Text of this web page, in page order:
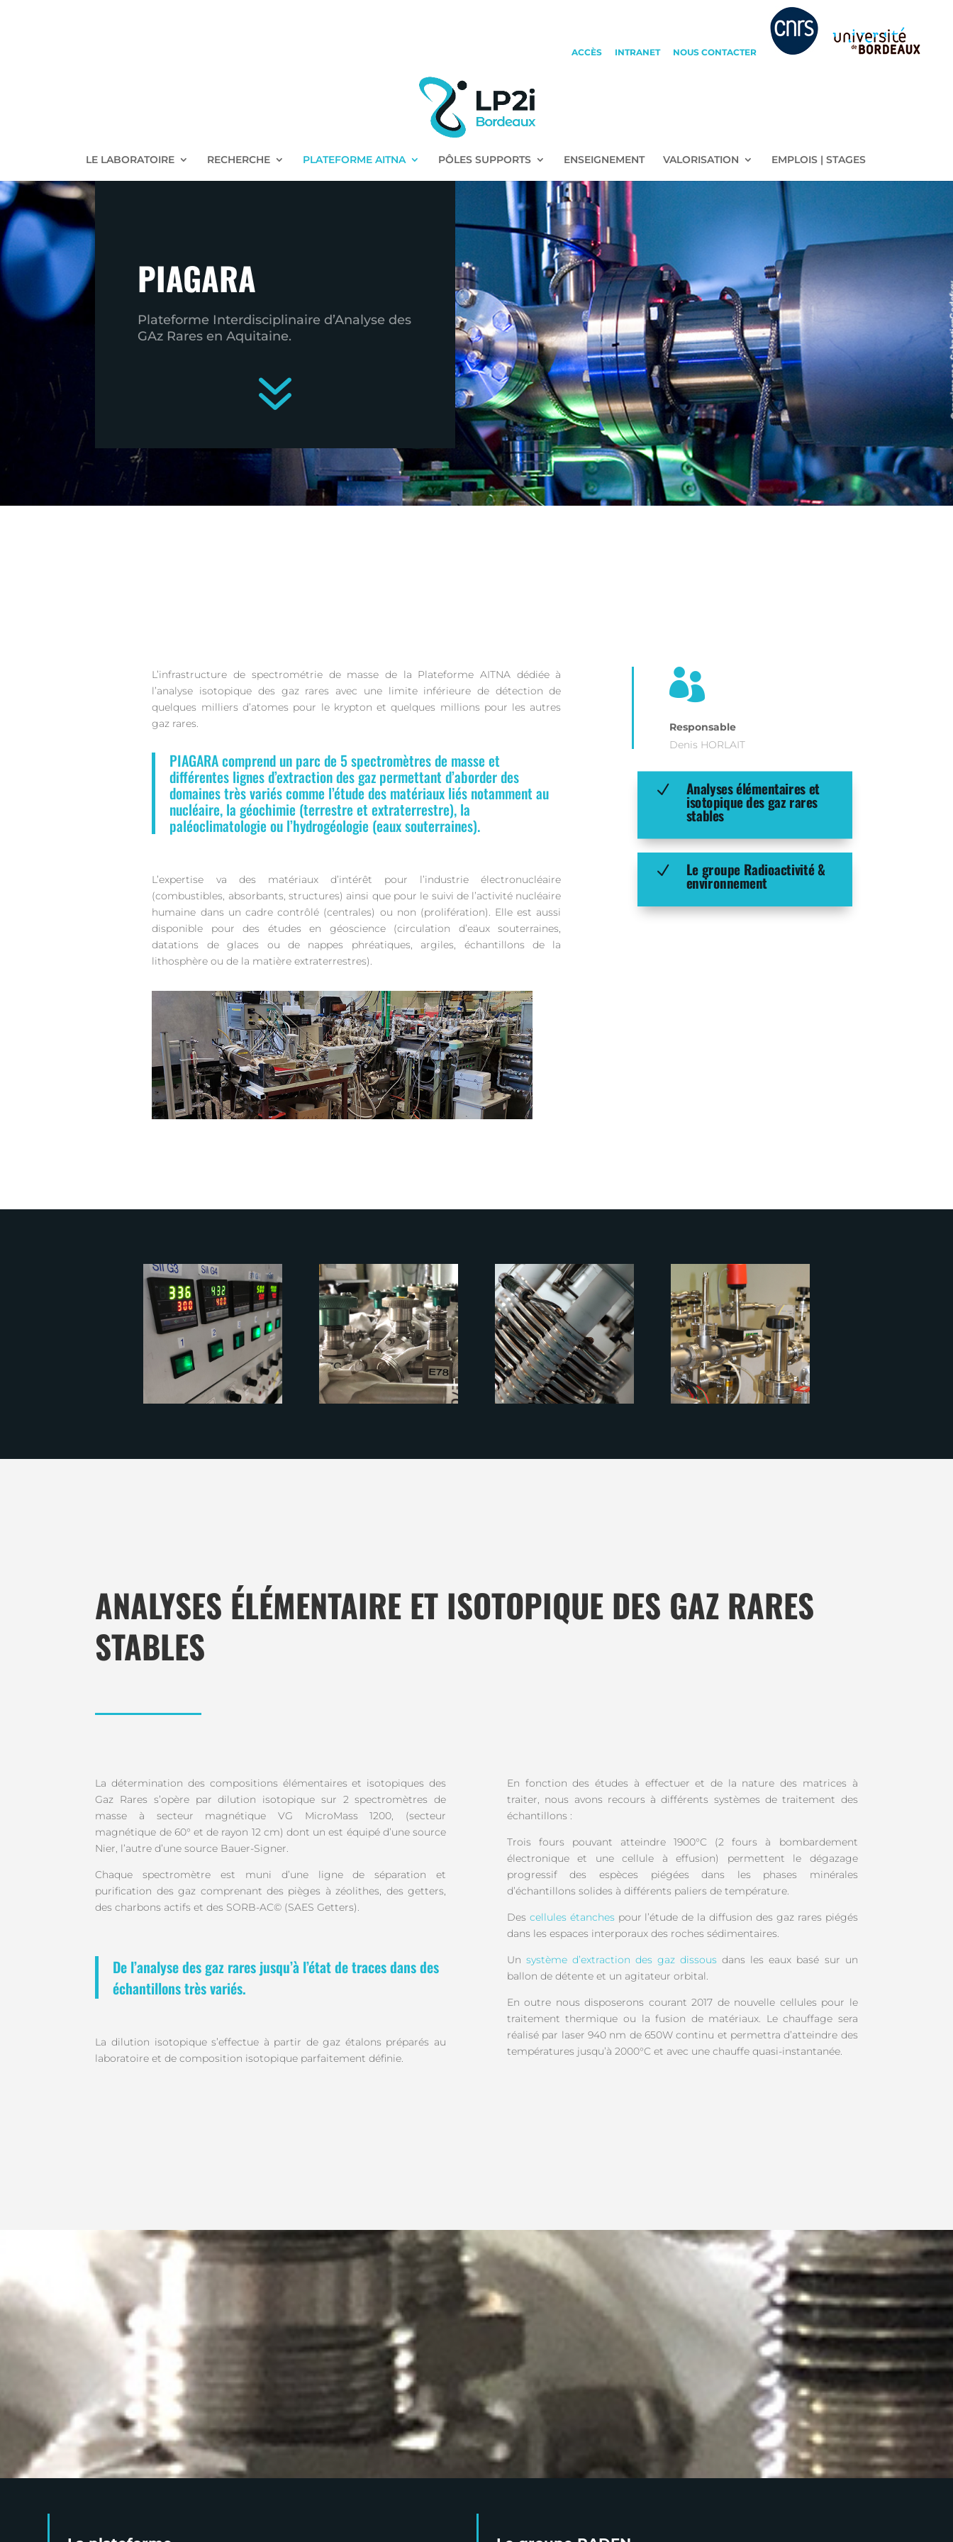
ACCÈS INTRANET NOUS CONTACTER
LE LABORATOIRE RECHERCHE PLATEFORME AITNA PÔLES SUPPORTS ENSEIGNEMENT VALORISATION EMPLOIS | STAGES
PIAGARA
Plateforme Interdisciplinaire d’Analyse des
GAz Rares en Aquitaine.
7
L’infrastructure de spectrométrie de masse de la Plateforme AITNA dédiée à
l’analyse isotopique des gaz rares avec une limite inférieure de détection de
quelques milliers d’atomes pour le krypton et quelques millions pour les autres
gaz rares.
PIAGARA comprend un parc de 5 spectromètres de masse et
différentes lignes d’extraction des gaz permettant d’aborder des
domaines très variés comme l’étude des matériaux liés notamment au
nucléaire, la géochimie (terrestre et extraterrestre), la
paléoclimatologie ou l’hydrogéologie (eaux souterraines).
L’expertise va des matériaux d’intérêt pour l’industrie électronucléaire
(combustibles, absorbants, structures) ainsi que pour le suivi de l’activité nucléaire
humaine dans un cadre contrôlé (centrales) ou non (prolifération). Elle est aussi
disponible pour des études en géoscience (circulation d’eaux souterraines,
datations de glaces ou de nappes phréatiques, argiles, échantillons de la
lithosphère ou de la matière extraterrestres).

Responsable
Denis HORLAIT
N Analyses élémentaires et
isotopique des gaz rares
stables
N Le groupe Radioactivité &
environnement
ANALYSES ÉLÉMENTAIRE ET ISOTOPIQUE DES GAZ RARES
STABLES
La détermination des compositions élémentaires et isotopiques des
Gaz Rares s’opère par dilution isotopique sur 2 spectromètres de
masse à secteur magnétique VG MicroMass 1200, (secteur
magnétique de 60° et de rayon 12 cm) dont un est équipé d’une source
Nier, l’autre d’une source Bauer-Signer.
Chaque spectromètre est muni d’une ligne de séparation et
purification des gaz comprenant des pièges à zéolithes, des getters,
des charbons actifs et des SORB-AC© (SAES Getters).
De l’analyse des gaz rares jusqu’à l’état de traces dans des
échantillons très variés.
La dilution isotopique s’effectue à partir de gaz étalons préparés au
laboratoire et de composition isotopique parfaitement définie.
En fonction des études à effectuer et de la nature des matrices à
traiter, nous avons recours à différents systèmes de traitement des
échantillons :
Trois fours pouvant atteindre 1900°C (2 fours à bombardement
électronique et une cellule à effusion) permettent le dégazage
progressif des espèces piégées dans les phases minérales
d’échantillons solides à différents paliers de température.
Des cellules étanches pour l’étude de la diffusion des gaz rares piégés
dans les espaces interporaux des roches sédimentaires.
Un système d’extraction des gaz dissous dans les eaux basé sur un
ballon de détente et un agitateur orbital.
En outre nous disposerons courant 2017 de nouvelle cellules pour le
traitement thermique ou la fusion de matériaux. Le chauffage sera
réalisé par laser 940 nm de 650W continu et permettra d’atteindre des
températures jusqu’à 2000°C et avec une chauffe quasi-instantanée.